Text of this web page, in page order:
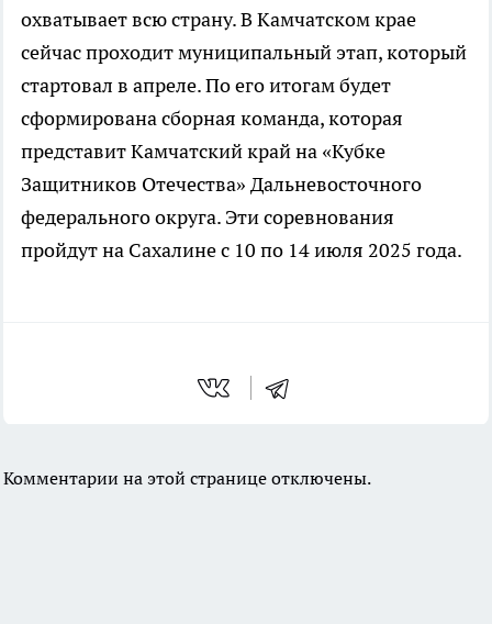
охватывает всю страну. В Камчатском крае
сейчас проходит муниципальный этап, который
стартовал в апреле. По его итогам будет
сформирована сборная команда, которая
представит Камчатский край на «Кубке
Защитников Отечества» Дальневосточного
федерального округа. Эти соревнования
пройдут на Сахалине с 10 по 14 июля 2025 года.
Комментарии на этой странице отключены.